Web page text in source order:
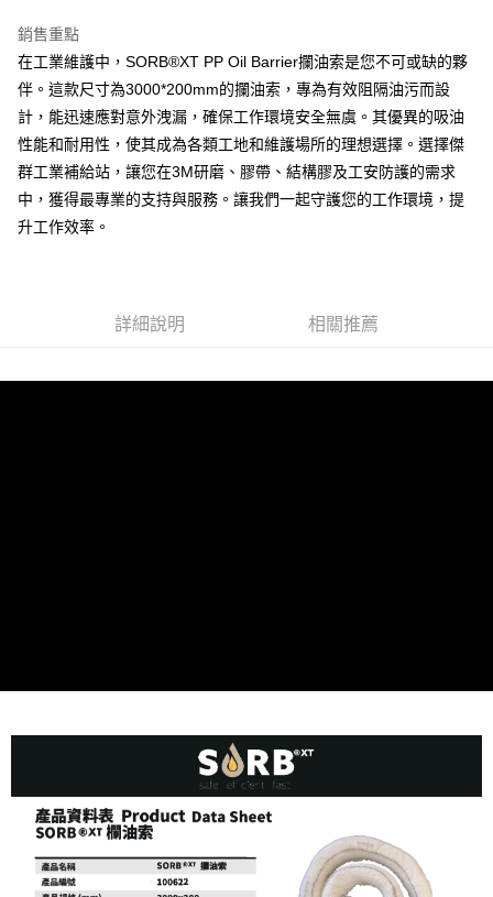
聯邦商業銀行
元大商業銀行
永豐商業銀行
台新國際商業銀行
中國信託商業銀行
台灣樂天信用卡公司
匯豐（台灣）商業銀行
聯邦商業銀行
遠東國際商業銀行
元大商業銀行
永豐商業銀行
玉山商業銀行
星展（台灣）商業銀行
台灣樂天信用卡公司
悠遊付
全盈+PAY
運送方式
付款後全家取貨
每筆NT$60
新竹物流(大件商品、貨量較大)
銷售重點
在工業維護中，SORB®XT PP Oil Barrier攔油索是您不可或缺的夥
伴。這款尺寸為3000*200mm的攔油索，專為有效阻隔油污而設
計，能迅速應對意外洩漏，確保工作環境安全無虞。其優異的吸油
性能和耐用性，使其成為各類工地和維護場所的理想選擇。選擇傑
群工業補給站，讓您在3M研磨、膠帶、結構膠及工安防護的需求
中，獲得最專業的支持與服務。讓我們一起守護您的工作環境，提
升工作效率。
詳細說明 相關推薦